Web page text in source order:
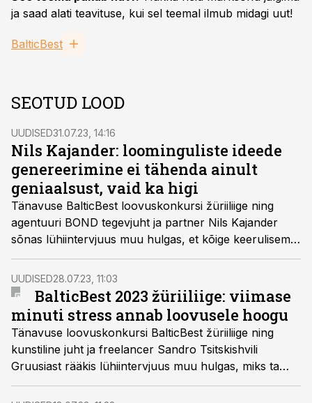
ja saad alati teavituse, kui sel teemal ilmub midagi uut!
BalticBest
SEOTUD LOOD
UUDISED31.07.23, 14:16
Nils Kajander: loominguliste ideede
genereerimine ei tähenda ainult
geniaalsust, vaid ka higi
Tänavuse BalticBest loovuskonkursi žüriiliige ning
agentuuri BOND tegevjuht ja partner Nils Kajander
sõnas lühiintervjuus muu hulgas, et kõige keerulisem
osa tema tööst on agentuuri juhtimine kui selline ning
soovitab loovuse ärgitamiseks tarbida filme, raamatuid
ja podcaste, mis ei ole otseselt oma valdkonnaga
seotud.
UUDISED28.07.23, 11:03
BalticBest 2023 žüriiliige: viimase
minuti stress annab loovusele hoogu
Tänavuse loovuskonkursi BalticBest žüriiliige ning
kunstiline juht ja freelancer Sandro Tsitskishvili
Gruusiast rääkis lühiintervjuus muu hulgas, miks ta
otsustas vabakutseliseks hakata ning et loovusele
hoogu andmiseks tuleb ajule tekitada n-ö head stressi.